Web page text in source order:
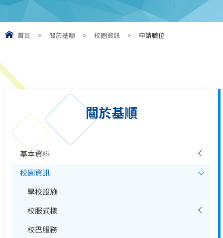
首頁 > 關於基順 > 校園資訊 > 申請職位
關於基順
基本資料
校園資訊
學校設施
校服式樣
校巴服務